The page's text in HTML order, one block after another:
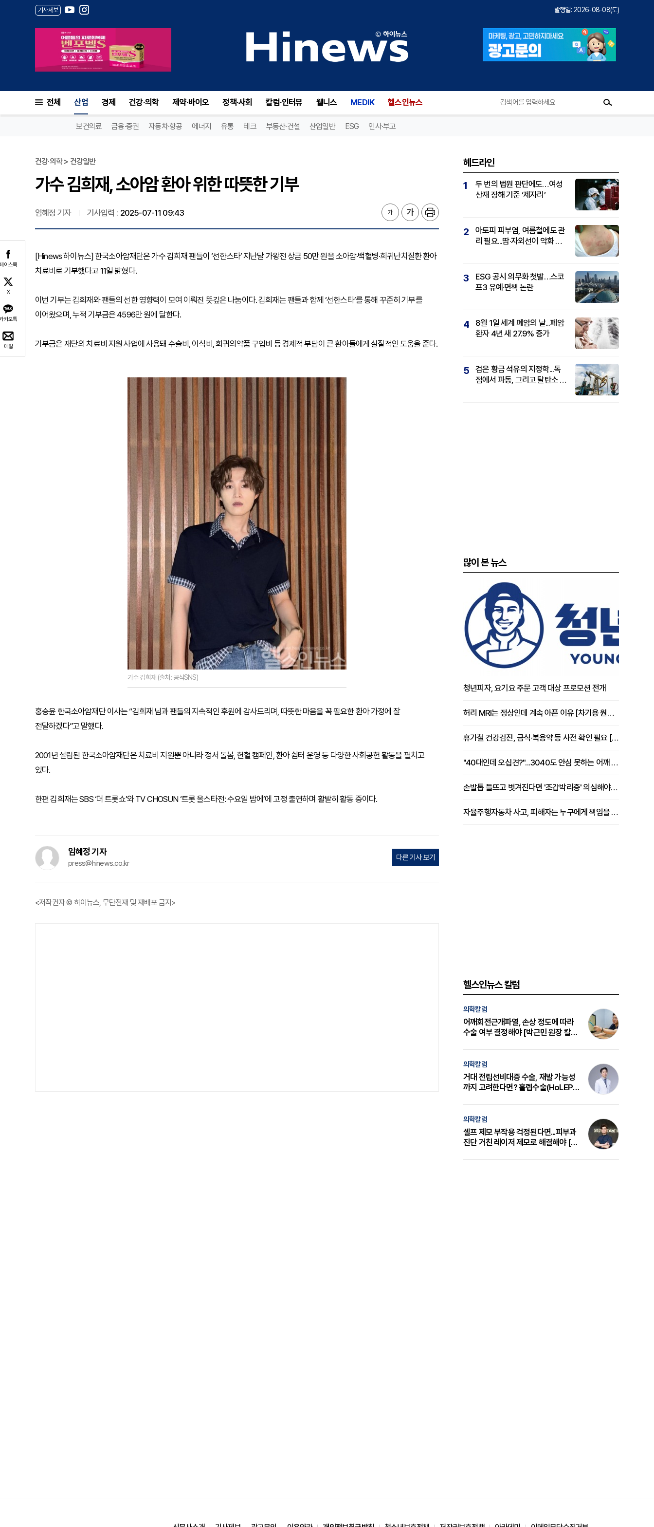
기사제보 발행일: 2026-08-08(토)
전체 산업 경제 건강·의학 제약·바이오 정책·사회 칼럼·인터뷰 웰니스 MEDIK 헬스인뉴스
보건의료 금융·증권 자동차·항공 에너지 유통 테크 부동산·건설 산업일반 ESG 인사·부고
이스북
X
카오톡
메일
건강·의학 > 건강일반
가수 김희재, 소아암 환아 위한 따뜻한 기부
임혜정 기자 기사입력 : 2025-07-11 09:43
[Hinews 하이뉴스] 한국소아암재단은 가수 김희재 팬들이 ‘선한스타’ 지난달 가왕전 상금 50만 원을 소아암·백혈병·희귀난치질환 환아
치료비로 기부했다고 11일 밝혔다.
이번 기부는 김희재와 팬들의 선한 영향력이 모여 이뤄진 뜻깊은 나눔이다. 김희재는 팬들과 함께 ‘선한스타’를 통해 꾸준히 기부를
이어왔으며, 누적 기부금은 4596만 원에 달한다.
기부금은 재단의 치료비 지원 사업에 사용돼 수술비, 이식비, 희귀의약품 구입비 등 경제적 부담이 큰 환아들에게 실질적인 도움을 준다.
가수 김희재 (출처: 공식SNS)
홍승윤 한국소아암재단 이사는 “김희재 님과 팬들의 지속적인 후원에 감사드리며, 따뜻한 마음을 꼭 필요한 환아 가정에 잘
전달하겠다”고 말했다.
2001년 설립된 한국소아암재단은 치료비 지원뿐 아니라 정서 돌봄, 헌혈 캠페인, 환아 쉼터 운영 등 다양한 사회공헌 활동을 펼치고
있다.
한편 김희재는 SBS ‘더 트롯쇼’와 TV CHOSUN ‘트롯 올스타전: 수요일 밤에’에 고정 출연하며 활발히 활동 중이다.
임혜정 기자
press@hinews.co.kr
다른 기사 보기
<저작권자 © 하이뉴스, 무단전재 및 재배포 금지>
헤드라인
1
두 번의 법원 판단에도…여성
산재 장해 기준 ‘제자리’
2
아토피 피부염, 여름철에도 관
리 필요...땀·자외선이 악화 요
3
ESG 공시 의무화 첫발…스코
프3 유예·면책 논란
4
8월 1일 세계 폐암의 날...폐암
환자 4년 새 27.9% 증가
5
검은 황금 석유의 지정학...독
점에서 파동, 그리고 탈탄소 패
많이 본 뉴스
청년피자, 요기요 주문 고객 대상 프로모션 전개
허리 MRI는 정상인데 계속 아픈 이유 [차기용 원장 칼럼]
휴가철 건강검진, 금식·복용약 등 사전 확인 필요 [정도감 원장 칼럼]
"40대인데 오십견?"...3040도 안심 못하는 어깨 유착성 관절낭염
손발톱 들뜨고 벗겨진다면 '조갑박리증' 의심해야 [김철윤 원장 칼럼]
자율주행자동차 사고, 피해자는 누구에게 책임을 물을 수 있을까
헬스인뉴스 칼럼
의학칼럼
어깨회전근개파열, 손상 정도에 따라
수술 여부 결정해야 [박근민 원장 칼
의학칼럼
거대 전립선비대증 수술, 재발 가능성
까지 고려한다면? 홀렙수술(HoLEP)
의학칼럼
셀프 제모 부작용 걱정된다면...피부과
진단 거친 레이저 제모로 해결해야 [변